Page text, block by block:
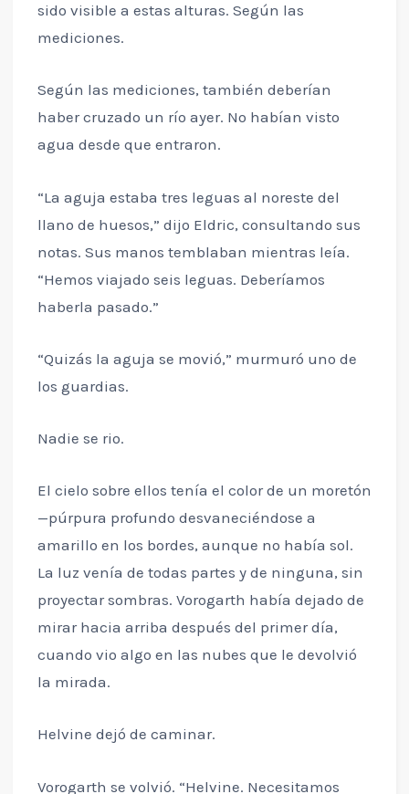
sido visible a estas alturas. Según las
mediciones.
Según las mediciones, también deberían
haber cruzado un río ayer. No habían visto
agua desde que entraron.
“La aguja estaba tres leguas al noreste del
llano de huesos,” dijo Eldric, consultando sus
notas. Sus manos temblaban mientras leía.
“Hemos viajado seis leguas. Deberíamos
haberla pasado.”
“Quizás la aguja se movió,” murmuró uno de
los guardias.
Nadie se rio.
El cielo sobre ellos tenía el color de un moretón
—púrpura profundo desvaneciéndose a
amarillo en los bordes, aunque no había sol.
La luz venía de todas partes y de ninguna, sin
proyectar sombras. Vorogarth había dejado de
mirar hacia arriba después del primer día,
cuando vio algo en las nubes que le devolvió
la mirada.
Helvine dejó de caminar.
Vorogarth se volvió. “Helvine. Necesitamos